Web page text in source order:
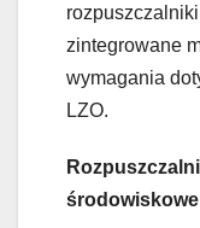
zintegrowane
wymagania
LZO.
środowiskowe